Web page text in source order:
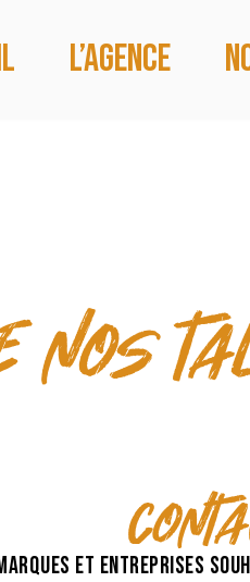
L’agence
&
nos
et entreprises